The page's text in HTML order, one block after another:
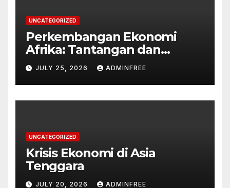
UNCATEGORIZED
Perkembangan Ekonomi
Afrika: Tantangan dan
Peluang
JULY 25, 2026 ADMINFREE
UNCATEGORIZED
Krisis Ekonomi di Asia
Tenggara
JULY 20, 2026 ADMINFREE